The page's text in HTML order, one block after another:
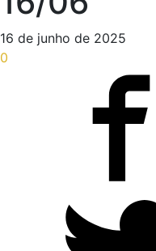
16 de junho de 2025
0